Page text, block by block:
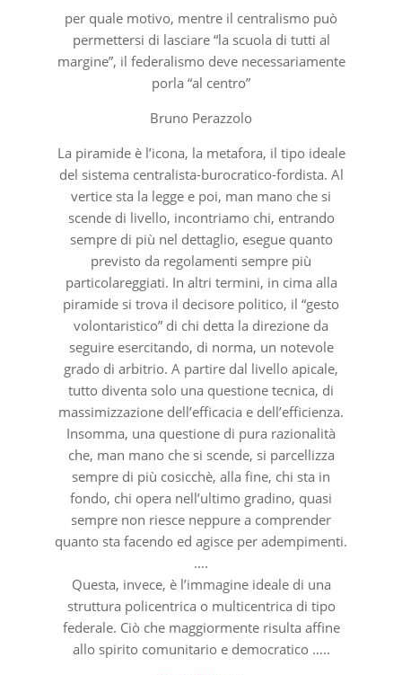
per quale motivo, mentre il centralismo può
permettersi di lasciare “la scuola di tutti al
margine”, il federalismo deve necessariamente
porla “al centro”
Bruno Perazzolo
La piramide è l’icona, la metafora, il tipo ideale
del sistema centralista-burocratico-fordista. Al
vertice sta la legge e poi, man mano che si
scende di livello, incontriamo chi, entrando
sempre di più nel dettaglio, esegue quanto
previsto da regolamenti sempre più
particolareggiati. In altri termini, in cima alla
piramide si trova il decisore politico, il “gesto
volontaristico” di chi detta la direzione da
seguire esercitando, di norma, un notevole
grado di arbitrio. A partire dal livello apicale,
tutto diventa solo una questione tecnica, di
massimizzazione dell’efficacia e dell’efficienza.
Insomma, una questione di pura razionalità
che, man mano che si scende, si parcellizza
sempre di più cosicchè, alla fine, chi sta in
fondo, chi opera nell’ultimo gradino, quasi
sempre non riesce neppure a comprender
quanto sta facendo ed agisce per adempimenti.
….
Questa, invece, è l’immagine ideale di una
struttura policentrica o multicentrica di tipo
federale. Ciò che maggiormente risulta affine
allo spirito comunitario e democratico …..